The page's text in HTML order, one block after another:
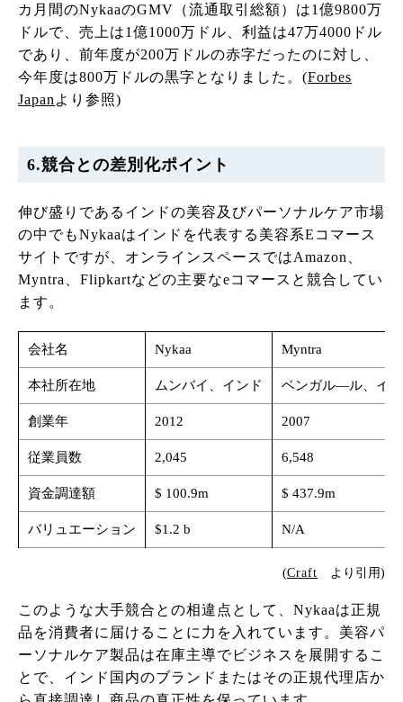
カ月間のNykaaのGMV（流通取引総額）は1億9800万
ドルで、売上は1億1000万ドル、利益は47万4000ドル
であり、前年度が200万ドルの赤字だったのに対し、
今年度は800万ドルの黒字となりました。(Forbes
Japan より参照)
6.競合との差別化ポイント
伸び盛りであるインドの美容及びパーソナルケア市場
の中でもNykaaはインドを代表する美容系Eコマース
サイトですが、オンラインスペースではAmazon、
Myntra、Flipkartなどの主要なeコマースと競合してい
ます。
会社名 Nykaa Myntra
本社所在地 ムンバイ、インド ベンガル―ル、イ
創業年 2012 2007
従業員数 2,045 6,548
資金調達額 $ 100.9m $ 437.9m
バリュエーション $1.2 b N/A
(Craft より引用)
このような大手競合との相違点として、Nykaaは正規
品を消費者に届けることに力を入れています。美容パ
ーソナルケア製品は在庫主導でビジネスを展開するこ
とで、インド国内のブランドまたはその正規代理店か